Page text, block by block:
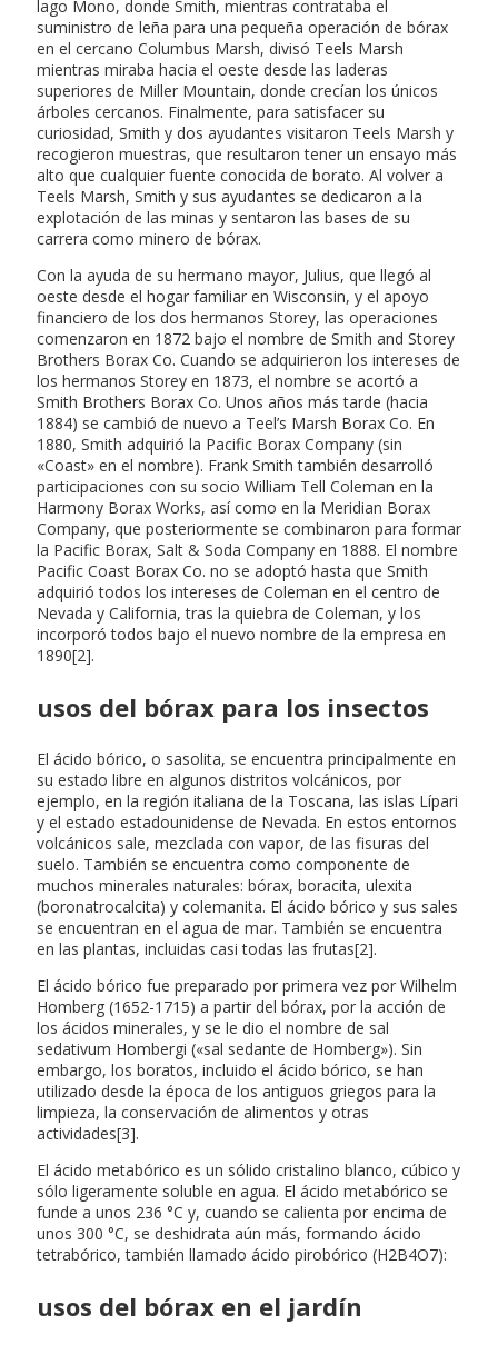
lago Mono, donde Smith, mientras contrataba el
suministro de leña para una pequeña operación de bórax
en el cercano Columbus Marsh, divisó Teels Marsh
mientras miraba hacia el oeste desde las laderas
superiores de Miller Mountain, donde crecían los únicos
árboles cercanos. Finalmente, para satisfacer su
curiosidad, Smith y dos ayudantes visitaron Teels Marsh y
recogieron muestras, que resultaron tener un ensayo más
alto que cualquier fuente conocida de borato. Al volver a
Teels Marsh, Smith y sus ayudantes se dedicaron a la
explotación de las minas y sentaron las bases de su
carrera como minero de bórax.
Con la ayuda de su hermano mayor, Julius, que llegó al
oeste desde el hogar familiar en Wisconsin, y el apoyo
financiero de los dos hermanos Storey, las operaciones
comenzaron en 1872 bajo el nombre de Smith and Storey
Brothers Borax Co. Cuando se adquirieron los intereses de
los hermanos Storey en 1873, el nombre se acortó a
Smith Brothers Borax Co. Unos años más tarde (hacia
1884) se cambió de nuevo a Teel’s Marsh Borax Co. En
1880, Smith adquirió la Pacific Borax Company (sin
«Coast» en el nombre). Frank Smith también desarrolló
participaciones con su socio William Tell Coleman en la
Harmony Borax Works, así como en la Meridian Borax
Company, que posteriormente se combinaron para formar
la Pacific Borax, Salt & Soda Company en 1888. El nombre
Pacific Coast Borax Co. no se adoptó hasta que Smith
adquirió todos los intereses de Coleman en el centro de
Nevada y California, tras la quiebra de Coleman, y los
incorporó todos bajo el nuevo nombre de la empresa en
1890[2].
usos del bórax para los insectos
El ácido bórico, o sasolita, se encuentra principalmente en
su estado libre en algunos distritos volcánicos, por
ejemplo, en la región italiana de la Toscana, las islas Lípari
y el estado estadounidense de Nevada. En estos entornos
volcánicos sale, mezclada con vapor, de las fisuras del
suelo. También se encuentra como componente de
muchos minerales naturales: bórax, boracita, ulexita
(boronatrocalcita) y colemanita. El ácido bórico y sus sales
se encuentran en el agua de mar. También se encuentra
en las plantas, incluidas casi todas las frutas[2].
El ácido bórico fue preparado por primera vez por Wilhelm
Homberg (1652-1715) a partir del bórax, por la acción de
los ácidos minerales, y se le dio el nombre de sal
sedativum Hombergi («sal sedante de Homberg»). Sin
embargo, los boratos, incluido el ácido bórico, se han
utilizado desde la época de los antiguos griegos para la
limpieza, la conservación de alimentos y otras
actividades[3].
El ácido metabórico es un sólido cristalino blanco, cúbico y
sólo ligeramente soluble en agua. El ácido metabórico se
funde a unos 236 °C y, cuando se calienta por encima de
unos 300 °C, se deshidrata aún más, formando ácido
tetrabórico, también llamado ácido pirobórico (H2B4O7):
usos del bórax en el jardín